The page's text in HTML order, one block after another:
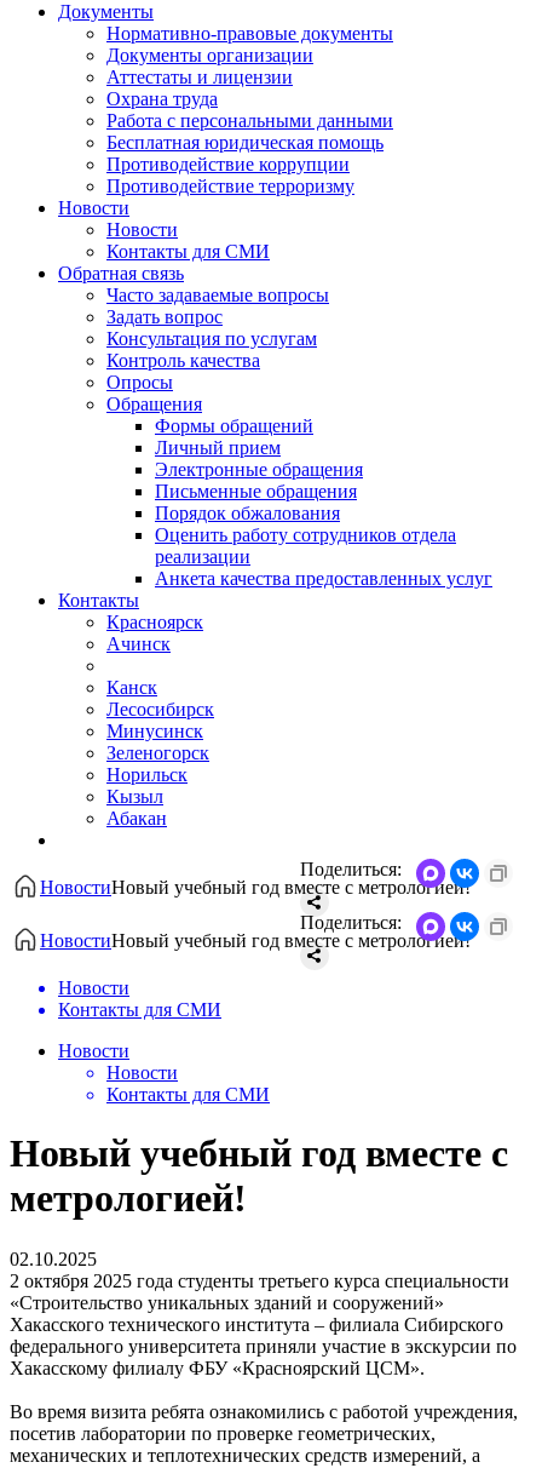
Документы
Нормативно-правовые документы
Документы организации
Аттестаты и лицензии
Охрана труда
Работа с персональными данными
Бесплатная юридическая помощь
Противодействие коррупции
Противодействие терроризму
Новости
Новости
Контакты для СМИ
Обратная связь
Часто задаваемые вопросы
Задать вопрос
Консультация по услугам
Контроль качества
Опросы
Обращения
Формы обращений
Личный прием
Электронные обращения
Письменные обращения
Порядок обжалования
Оценить работу сотрудников отдела
реализации
Анкета качества предоставленных услуг
Контакты
Красноярск
Ачинск
Канск
Лесосибирск
Минусинск
Зеленогорск
Норильск
Кызыл
Абакан
НовостиНовый учебный год вместе с метрологией!
Поделиться:
НовостиНовый учебный год вместе с метрологией!
Поделиться:
Новости
Контакты для СМИ
Новости
Новости
Контакты для СМИ
Новый учебный год вместе с
метрологией!
02.10.2025
2 октября 2025 года студенты третьего курса специальности
«Строительство уникальных зданий и сооружений»
Хакасского технического института – филиала Сибирского
федерального университета приняли участие в экскурсии по
Хакасскому филиалу ФБУ «Красноярский ЦСМ».
Во время визита ребята ознакомились с работой учреждения,
посетив лаборатории по проверке геометрических,
механических и теплотехнических средств измерений, а